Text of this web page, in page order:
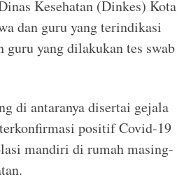
Kesehatan (Dinkes) Kota
dan guru yang terindikasi
guru yang dilakukan tes swab
di antaranya disertai gejala
positif Covid-19
mandiri di rumah masing-